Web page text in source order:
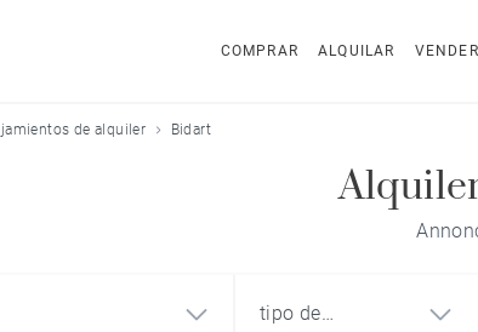
COMPRAR ALQUILAR VENDER
de alquiler Bidart
tipo de